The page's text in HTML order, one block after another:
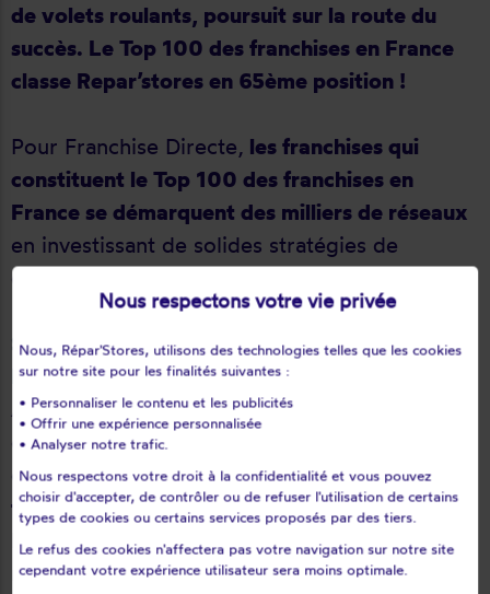
de volets roulants, poursuit sur la route du
succès. Le Top 100 des franchises en France
classe Repar’stores en 65ème position !
Pour Franchise Directe, les franchises qui
constituent le Top 100 des franchises en
France se démarquent des milliers de réseaux
en investissant de solides stratégies de
développement.
SAVOIR SE DÉMARQUER PARMI DES
MILLIERS DE RÉSEAUX DE FRANCHISE
Avec plus de 2 000 réseaux de franchises /
concessions en France, Franchise Directe
organise le classement du« Top 100 des
franchises en France »afin de mettre en
lumière des franchises qui partagent les
mêmes recettes du succès : une identité
Nous respectons votre vie privée
Nous, Répar'Stores, utilisons des technologies telles que les cookies
sur notre site pour les finalités suivantes :
• Personnaliser le contenu et les publicités
• Offrir une expérience personnalisée
• Analyser notre trafic.
Nous respectons votre droit à la confidentialité et vous pouvez
choisir d'accepter, de contrôler ou de refuser l'utilisation de certains
types de cookies ou certains services proposés par des tiers.
Le refus des cookies n'affectera pas votre navigation sur notre site
cependant votre expérience utilisateur sera moins optimale.